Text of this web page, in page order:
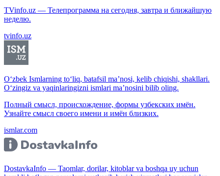
TVinfo.uz — Телепрограмма на сегодня, завтра и ближайшую
неделю.
tvinfo.uz
O‘zbek Ismlarning to‘liq, batafsil ma’nosi, kelib chiqishi, shakllari.
O‘zingiz va yaqinlaringizni ismlari ma’nosini bilib oling.
Полный смысл, происхождение, формы узбекских имён.
Узнайте смысл своего имени и имён близких.
ismlar.com
DostavkaInfo — Taomlar, dorilar, kitoblar va boshqa uy uchun